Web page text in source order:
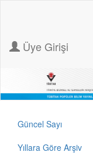
Üye Girişi
Güncel Sayı
Yıllara Göre Arşiv